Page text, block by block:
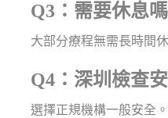
Q3：需要休息
大部分療程無需長時間
Q4：深圳檢查
選擇正規機構一般安全。